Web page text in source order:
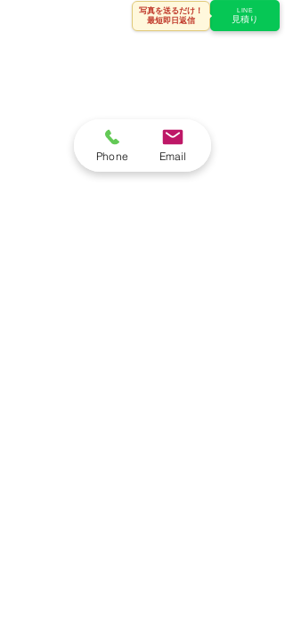
Phone Email
写真を送るだけ！
最短即日返信
LINE
見積り